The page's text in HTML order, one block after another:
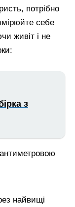
потрібно
себе
живіт і не
з
найвищі